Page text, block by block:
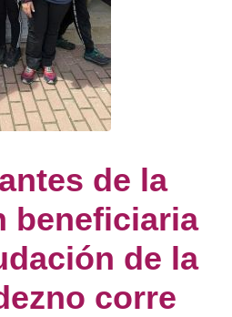
de la
beneficiaria
de la
corre